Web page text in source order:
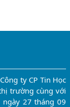
có chế độ
ty CP Tin Học
trường cùng với
27 tháng 09